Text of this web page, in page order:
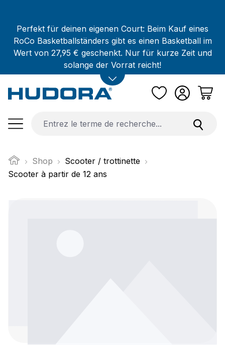
Perfekt für deinen eigenen Court: Beim Kauf eines
RoCo Basketballständers gibt es einen Basketball im
Wert von 27,95 € geschenkt. Nur für kurze Zeit und
solange der Vorrat reicht!
Shop
Scooter / trottinette
Scooter à partir de 12 ans